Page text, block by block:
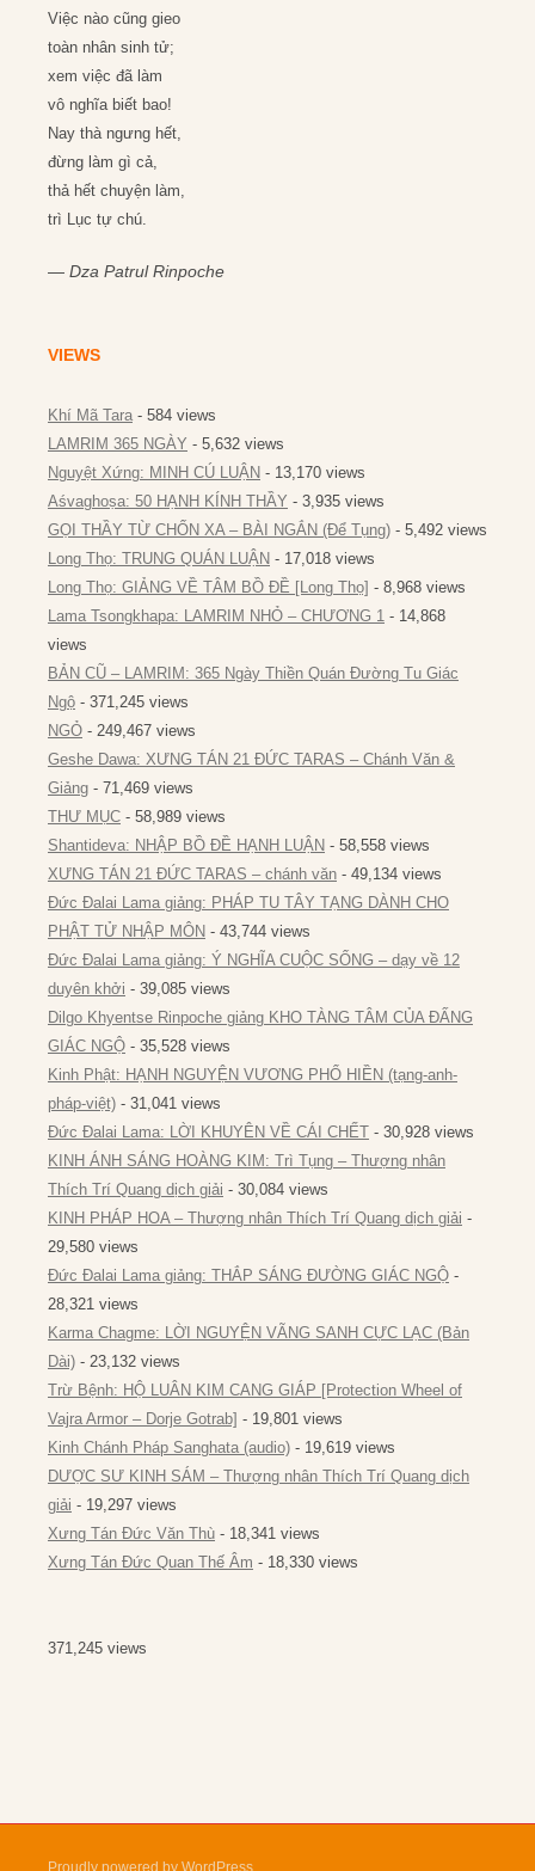
Việc nào cũng gieo
toàn nhân sinh tử;
xem việc đã làm
vô nghĩa biết bao!
Nay thà ngưng hết,
đừng làm gì cả,
thả hết chuyện làm,
trì Lục tự chú.
— Dza Patrul Rinpoche
VIEWS
Khí Mã Tara - 584 views
LAMRIM 365 NGÀY - 5,632 views
Nguyệt Xứng: MINH CÚ LUẬN - 13,170 views
Aśvaghoṣa: 50 HẠNH KÍNH THẦY - 3,935 views
GỌI THẦY TỪ CHỐN XA – BÀI NGẮN (Để Tụng) - 5,492 views
Long Thọ: TRUNG QUÁN LUẬN - 17,018 views
Long Thọ: GIẢNG VỀ TÂM BỒ ĐỀ [Long Thọ] - 8,968 views
Lama Tsongkhapa: LAMRIM NHỎ – CHƯƠNG 1 - 14,868
views
BẢN CŨ – LAMRIM: 365 Ngày Thiền Quán Đường Tu Giác
Ngộ - 371,245 views
NGỎ - 249,467 views
Geshe Dawa: XƯNG TÁN 21 ĐỨC TARAS – Chánh Văn &
Giảng - 71,469 views
THƯ MỤC - 58,989 views
Shantideva: NHẬP BỒ ĐỀ HẠNH LUẬN - 58,558 views
XƯNG TÁN 21 ĐỨC TARAS – chánh văn - 49,134 views
Đức Đalai Lama giảng: PHÁP TU TÂY TẠNG DÀNH CHO
PHẬT TỬ NHẬP MÔN - 43,744 views
Đức Đalai Lama giảng: Ý NGHĨA CUỘC SỐNG – dạy về 12
duyên khởi - 39,085 views
Dilgo Khyentse Rinpoche giảng KHO TÀNG TÂM CỦA ĐẤNG
GIÁC NGỘ - 35,528 views
Kinh Phật: HẠNH NGUYỆN VƯƠNG PHỔ HIỀN (tạng-anh-
pháp-việt) - 31,041 views
Đức Đalai Lama: LỜI KHUYÊN VỀ CÁI CHẾT - 30,928 views
KINH ÁNH SÁNG HOÀNG KIM: Trì Tụng – Thượng nhân
Thích Trí Quang dịch giải - 30,084 views
KINH PHÁP HOA – Thượng nhân Thích Trí Quang dịch giải -
29,580 views
Đức Đalai Lama giảng: THẮP SÁNG ĐƯỜNG GIÁC NGỘ -
28,321 views
Karma Chagme: LỜI NGUYỆN VÃNG SANH CỰC LẠC (Bản
Dài) - 23,132 views
Trừ Bệnh: HỘ LUÂN KIM CANG GIÁP [Protection Wheel of
Vajra Armor – Dorje Gotrab] - 19,801 views
Kinh Chánh Pháp Sanghata (audio) - 19,619 views
DƯỢC SƯ KINH SÁM – Thượng nhân Thích Trí Quang dịch
giải - 19,297 views
Xưng Tán Đức Văn Thù - 18,341 views
Xưng Tán Đức Quan Thế Âm - 18,330 views
371,245 views
Proudly powered by WordPress